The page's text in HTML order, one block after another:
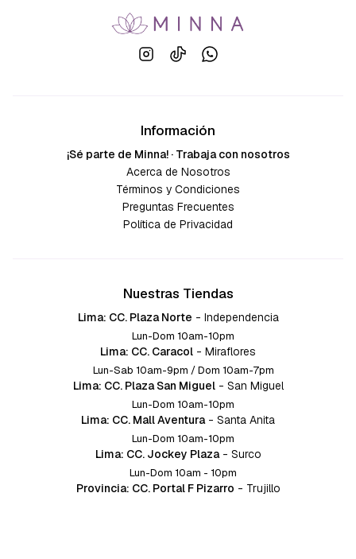
Información
¡Sé parte de Minna! · Trabaja con nosotros
Acerca de Nosotros
Términos y Condiciones
Preguntas Frecuentes
Política de Privacidad
Nuestras Tiendas
Lima: CC. Plaza Norte - Independencia
Lun-Dom 10am-10pm
Lima: CC. Caracol - Miraflores
Lun-Sab 10am-9pm / Dom 10am-7pm
Lima: CC. Plaza San Miguel - San Miguel
Lun-Dom 10am-10pm
Lima: CC. Mall Aventura - Santa Anita
Lun-Dom 10am-10pm
Lima: CC. Jockey Plaza - Surco
Lun-Dom 10am - 10pm
Provincia: CC. Portal F Pizarro - Trujillo